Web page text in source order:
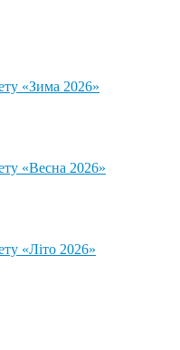
«Зима 2026»
«Весна 2026»
«Літо 2026»